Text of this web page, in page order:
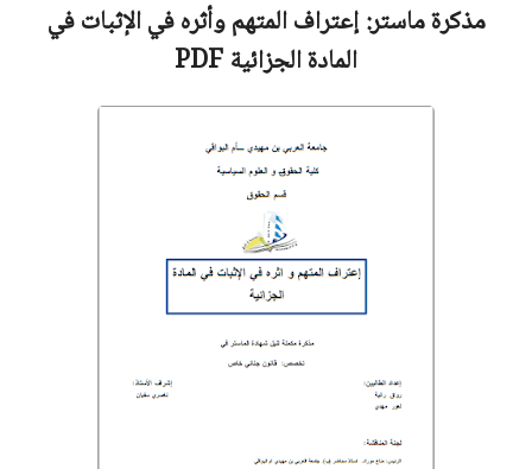
مذكرة ماستر:إعتراف المتهم وأثره في الإثبات في
المادة الجزائيةPDF